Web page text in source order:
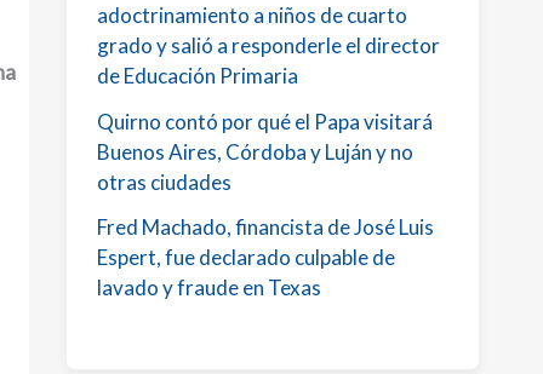
adoctrinamiento a niños de cuarto
grado y salió a responderle el director
de Educación Primaria
Quirno contó por qué el Papa visitará
Buenos Aires, Córdoba y Luján y no
otras ciudades
Fred Machado, financista de José Luis
Espert, fue declarado culpable de
lavado y fraude en Texas